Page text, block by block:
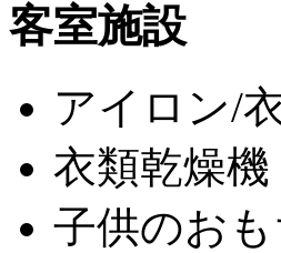
客室施設
アイロン/
衣類乾燥機
子供のおも